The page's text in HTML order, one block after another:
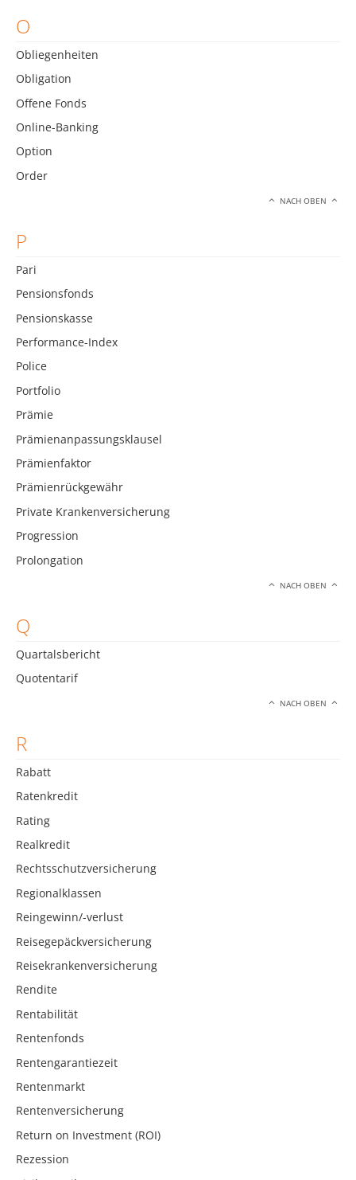
O
Obliegenheiten
Obligation
Offene Fonds
Online-Banking
Option
Order
NACH OBEN
P
Pari
Pensionsfonds
Pensionskasse
Performance-Index
Police
Portfolio
Prämie
Prämienanpassungsklausel
Prämienfaktor
Prämienrückgewähr
Private Krankenversicherung
Progression
Prolongation
NACH OBEN
Q
Quartalsbericht
Quotentarif
NACH OBEN
R
Rabatt
Ratenkredit
Rating
Realkredit
Rechtsschutzversicherung
Regionalklassen
Reingewinn/-verlust
Reisegepäckversicherung
Reisekrankenversicherung
Rendite
Rentabilität
Rentenfonds
Rentengarantiezeit
Rentenmarkt
Rentenversicherung
Return on Investment (ROI)
Rezession